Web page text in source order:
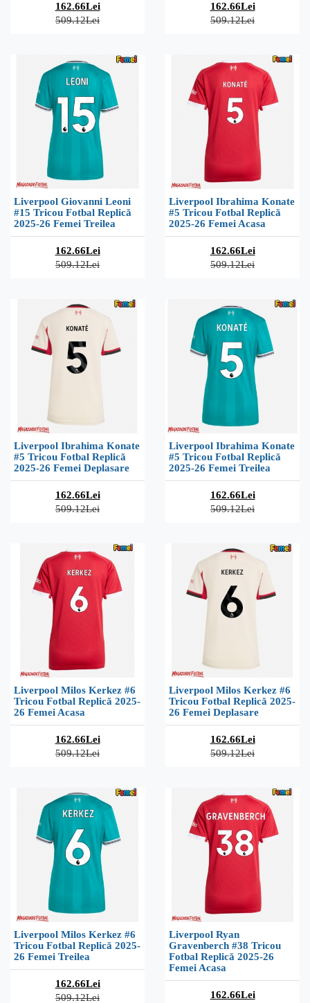
162.66Lei
509.12Lei
162.66Lei
509.12Lei
Liverpool Giovanni Leoni
#15 Tricou Fotbal Replică
2025-26 Femei Treilea
162.66Lei
509.12Lei
Liverpool Ibrahima Konate
#5 Tricou Fotbal Replică
2025-26 Femei Acasa
162.66Lei
509.12Lei
Liverpool Ibrahima Konate
#5 Tricou Fotbal Replică
2025-26 Femei Deplasare
162.66Lei
509.12Lei
Liverpool Ibrahima Konate
#5 Tricou Fotbal Replică
2025-26 Femei Treilea
162.66Lei
509.12Lei
Liverpool Milos Kerkez #6
Tricou Fotbal Replică 2025-
26 Femei Acasa
162.66Lei
509.12Lei
Liverpool Milos Kerkez #6
Tricou Fotbal Replică 2025-
26 Femei Deplasare
162.66Lei
509.12Lei
Liverpool Milos Kerkez #6
Tricou Fotbal Replică 2025-
26 Femei Treilea
162.66Lei
509.12Lei
Liverpool Ryan
Gravenberch #38 Tricou
Fotbal Replică 2025-26
Femei Acasa
162.66Lei